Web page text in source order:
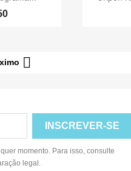

momento. Para isso, consulte
legal.